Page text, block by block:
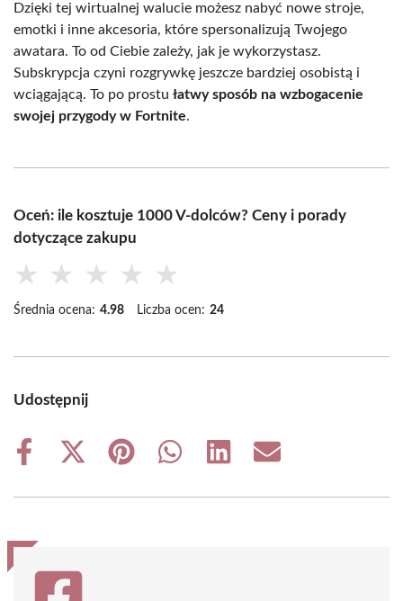
Dzięki tej wirtualnej walucie możesz nabyć nowe stroje,
emotki i inne akcesoria, które spersonalizują Twojego
awatara. To od Ciebie zależy, jak je wykorzystasz.
Subskrypcja czyni rozgrywkę jeszcze bardziej osobistą i
wciągającą. To po prostu łatwy sposób na wzbogacenie
swojej przygody w Fortnite.
Oceń: ile kosztuje 1000 V-dolców? Ceny i porady
dotyczące zakupu
★ ★ ★ ★ ★
Średnia ocena: 4.98 Liczba ocen: 24
Udostępnij
Share
Share
(Twitter)
Share
Share
Share
Share